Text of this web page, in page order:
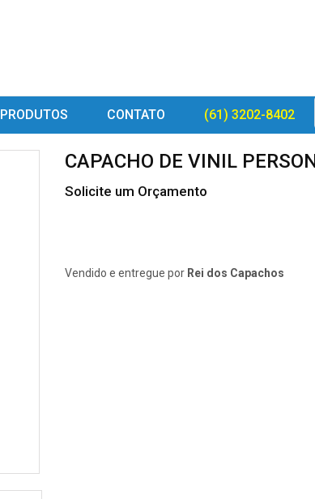
PRODUTOS CONTATO (61) 3202-8402
CAPACHO DE VINIL
Solicite um Orçamento
Vendido e entregue por Rei dos Capachos